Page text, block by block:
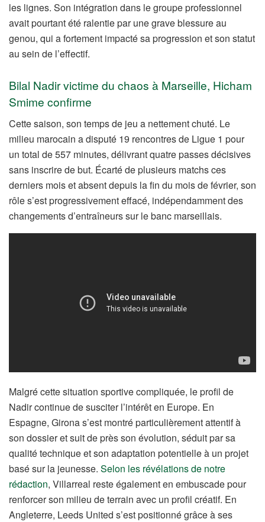
les lignes. Son intégration dans le groupe professionnel
avait pourtant été ralentie par une grave blessure au
genou, qui a fortement impacté sa progression et son statut
au sein de l’effectif.
Bilal Nadir victime du chaos à Marseille, Hicham
Smime confirme
Cette saison, son temps de jeu a nettement chuté. Le
milieu marocain a disputé 19 rencontres de Ligue 1 pour
un total de 557 minutes, délivrant quatre passes décisives
sans inscrire de but. Écarté de plusieurs matchs ces
derniers mois et absent depuis la fin du mois de février, son
rôle s’est progressivement effacé, indépendamment des
changements d’entraîneurs sur le banc marseillais.
Malgré cette situation sportive compliquée, le profil de
Nadir continue de susciter l’intérêt en Europe. En
Espagne, Girona s’est montré particulièrement attentif à
son dossier et suit de près son évolution, séduit par sa
qualité technique et son adaptation potentielle à un projet
basé sur la jeunesse. Selon les révélations de notre
rédaction, Villarreal reste également en embuscade pour
renforcer son milieu de terrain avec un profil créatif. En
Angleterre, Leeds United s’est positionné grâce à ses